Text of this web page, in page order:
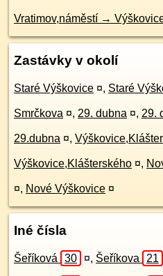
Vratimov,náměstí →
Zastávky v okolí
Staré Výškovice ¤, Staré
Smrčkova ¤, 29. dubna ¤, 29.
29.dubna ¤,
Výškovice,Klášterského ¤,
¤, Nové Výškovice ¤
Iné čísla
Šeříková 30 ¤, Šeříkova 21